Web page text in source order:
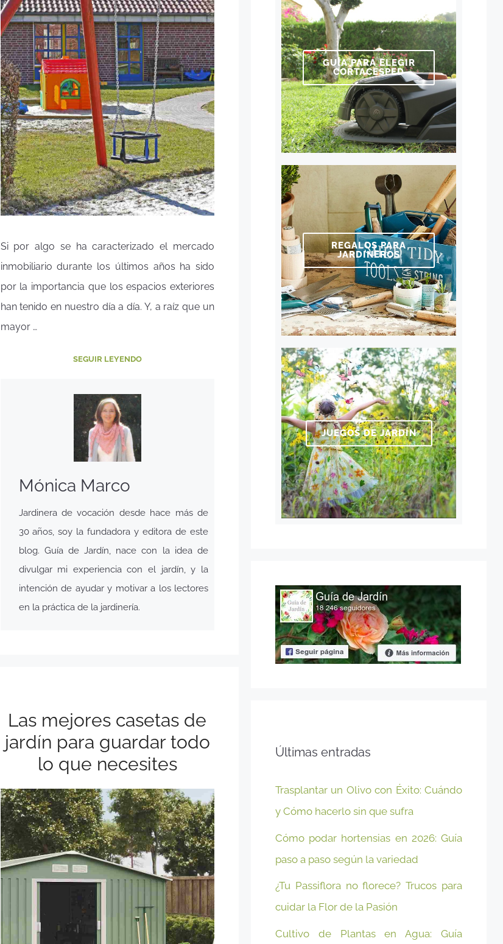
Si por algo se ha caracterizado el mercado
inmobiliario durante los últimos años ha sido
por la importancia que los espacios exteriores
han tenido en nuestro día a día. Y, a raíz que un
mayor …
SEGUIR LEYENDO
Mónica Marco
Jardinera de vocación desde hace más de
30 años, soy la fundadora y editora de este
blog. Guía de Jardín, nace con la idea de
divulgar mi experiencia con el jardín, y la
intención de ayudar y motivar a los lectores
en la práctica de la jardinería.
Las mejores casetas de
jardín para guardar todo
lo que necesites
GUÍA PARA ELEGIR
CORTACÉSPED
REGALOS PARA
JARDINEROS
JUEGOS DE JARDÍN
Últimas entradas
Trasplantar un Olivo con Éxito: Cuándo
y Cómo hacerlo sin que sufra
Cómo podar hortensias en 2026: Guía
paso a paso según la variedad
¿Tu Passiflora no florece? Trucos para
cuidar la Flor de la Pasión
Cultivo de Plantas en Agua: Guía